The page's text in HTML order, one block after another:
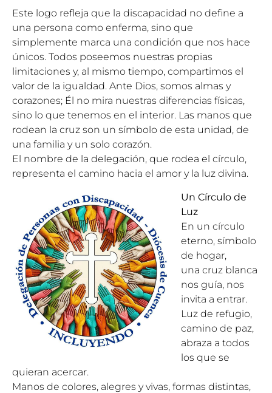
Este logo refleja que la discapacidad no define a
una persona como enferma, sino que
simplemente marca una condición que nos hace
únicos. Todos poseemos nuestras propias
limitaciones y, al mismo tiempo, compartimos el
valor de la igualdad. Ante Dios, somos almas y
corazones; Él no mira nuestras diferencias físicas,
sino lo que tenemos en el interior. Las manos que
rodean la cruz son un símbolo de esta unidad, de
una familia y un solo corazón.
El nombre de la delegación, que rodea el círculo,
representa el camino hacia el amor y la luz divina.
Un Círculo de
Luz
En un círculo
eterno, símbolo
de hogar,
una cruz blanca
nos guía, nos
invita a entrar.
Luz de refugio,
camino de paz,
abraza a todos
los que se
quieran acercar.
Manos de colores, alegres y vivas, formas distintas,